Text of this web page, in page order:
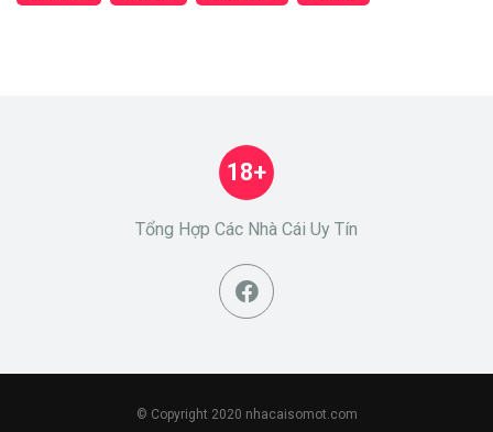
Tổng Hợp Các Nhà Cái Uy Tín
18+
© Copyright 2020 nhacaisomot.com